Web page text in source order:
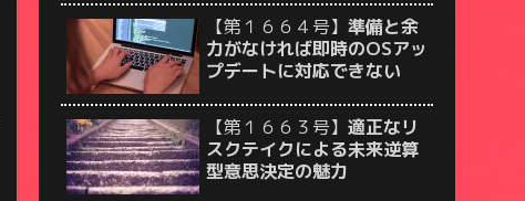
【第１６６４号】 準備と余
力がなければ即時のOSアッ
プデートに対応できない
【第１６６３号】 適正なリ
スクテイクによる未来逆算
型意思決定の魅力